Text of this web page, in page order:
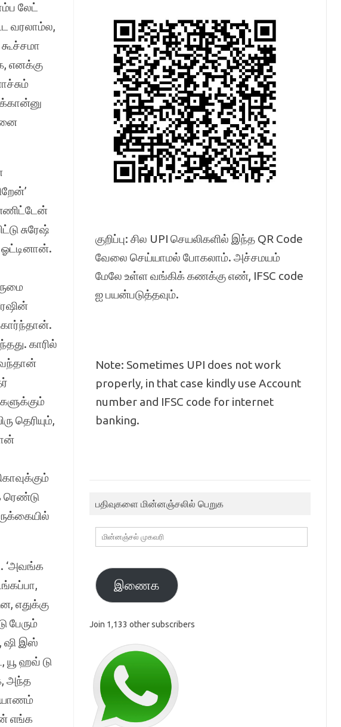
லேட்
வரலாம்ல,
எனக்கு
சுரேஷ்
காரில்
தெரியும்,
ரெண்டு
‘அவங்க
எதுக்கு
பேரும்
ஷி இஸ்
யூ ஹவ் டு
அந்த
எங்க
குறிப்பு: சில UPI செயலிகளில் இந்த QR Code
வேலை செய்யாமல் போகலாம். அச்சமயம்
மேலே உள்ள வங்கிக் கணக்கு எண், IFSC code
ஐ பயன்படுத்தவும்.
Note: Sometimes UPI does not work
properly, in that case kindly use Account
number and IFSC code for internet
banking.
பதிவுகளை மின்னஞ்சலில் பெறுக
மின்னஞ்சல்
முகவரி
இணைக
Join 1,133 other subscribers